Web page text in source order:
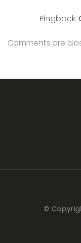
Pingback:
Comments are
©